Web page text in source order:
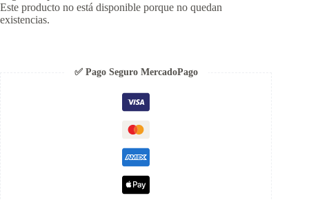
Este producto no está disponible porque no quedan
existencias.
✅ Pago Seguro MercadoPago